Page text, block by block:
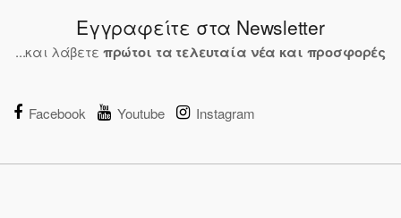
Εγγραφείτε στα Newsletter
...και λάβετε πρώτοι τα τελευταία νέα και προσφορές
Facebook Youtube Instagram